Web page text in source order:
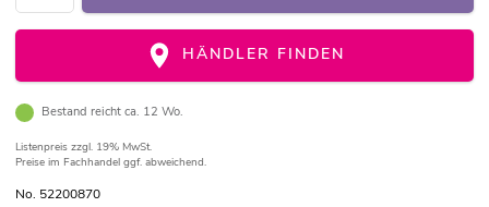
HÄNDLER FINDEN
Bestand reicht ca. 12 Wo.
Listenpreis zzgl. 19% MwSt.
Preise im Fachhandel ggf. abweichend.
No. 52200870